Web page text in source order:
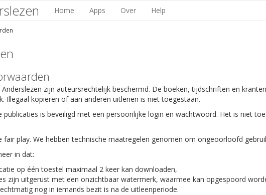
Home Apps Over Help
zijn auteursrechtelijk beschermd. De boeken, tijdschriften en
Illegaal kopiëren of aan anderen uitlenen is niet toegestaan.
publicaties is beveiligd met een persoonlijke login en wachtwoord. Het is niet
fair play. We hebben technische maatregelen genomen om ongeoorloofd
in dat:
op één toestel maximaal 2 keer kan downloaden,
zijn uitgerust met een onzichtbaar watermerk, waarmee kan opgespoord
nog in iemands bezit is na de uitleenperiode.